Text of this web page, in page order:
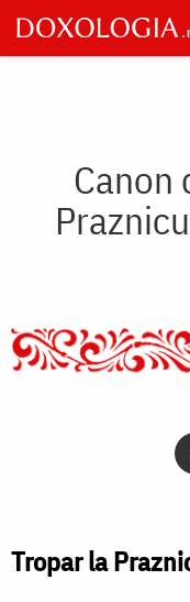
Skip
to
main
Canon
Tropar la